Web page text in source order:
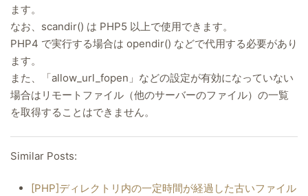
ます。
なお、scandir() は PHP5 以上で使用できます。
PHP4 で実行する場合は opendir() などで代用する必要があり
ます。
また、「allow_url_fopen」などの設定が有効になっていない
場合はリモートファイル（他のサーバーのファイル）の一覧
を取得することはできません。
Similar Posts:
[PHP]ディレクトリ内の一定時間が経過した古いファイル